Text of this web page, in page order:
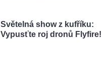
Světelná show z kufříku:
Vypusťte roj dronů Flyfire!